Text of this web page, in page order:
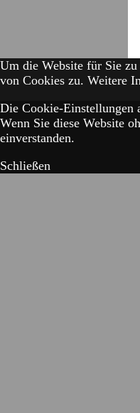
Um die Website für Sie
von Cookies zu. Weitere
Die Cookie-Einstellungen
Wenn Sie diese Website
einverstanden.
Schließen